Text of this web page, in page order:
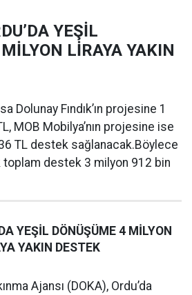
YEŞİL
LİRAYA YAKIN
Dolunay Fındık’ın projesine 1
MOB Mobilya’nın projesine ise
TL destek sağlanacak.Böylece
destek 3 milyon 912 bin
YEŞİL DÖNÜŞÜME 4 MİLYON
YAKIN DESTEK
Ajansı (DOKA), Ordu’da